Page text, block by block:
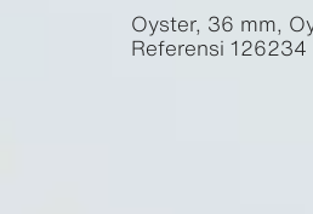
Oyster, 36 mm,
Referensi 126234